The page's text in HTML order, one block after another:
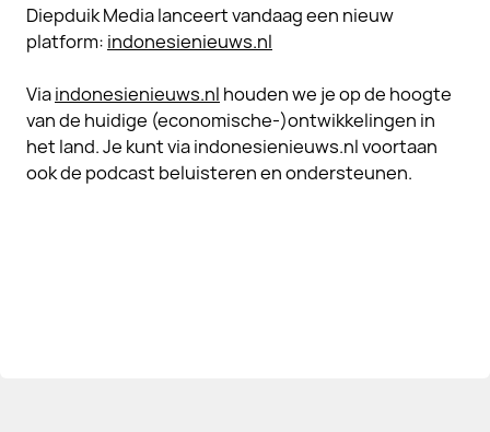
Diepduik Media lanceert vandaag een nieuw
platform: indonesienieuws.nl
Viaindonesienieuws.nl houden we je op de hoogte
van de huidige (economische-)ontwikkelingen in
het land. Je kunt via indonesienieuws.nl voortaan
ook de podcast beluisteren en ondersteunen.